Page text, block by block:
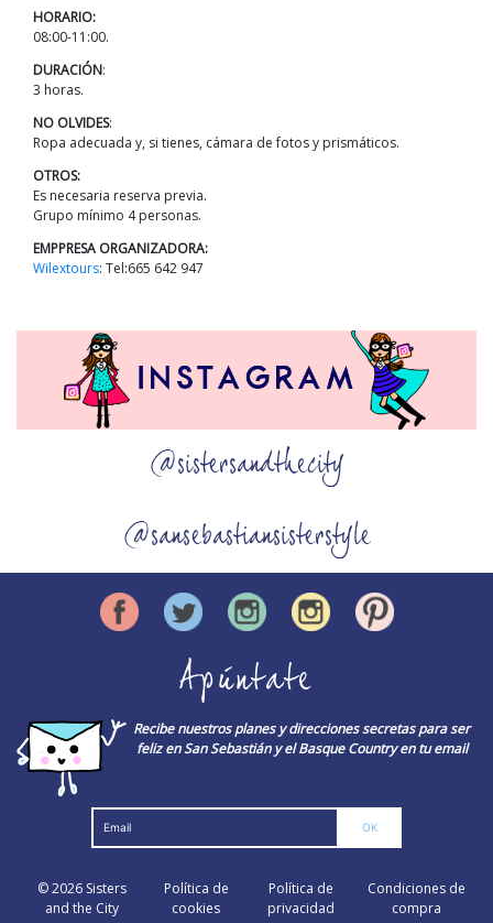
HORARIO:
08:00-11:00.
DURACIÓN:
3 horas.
NO OLVIDES:
Ropa adecuada y, si tienes, cámara de fotos y prismáticos.
OTROS:
Es necesaria reserva previa.
Grupo mínimo 4 personas.
EMPPRESA ORGANIZADORA:
Wilextours: Tel:665 642 947
@sistersandthecity
@sansebastiansisterstyle
Apúntate
Recibe nuestros planes y direcciones secretas para ser
feliz en San Sebastián y el Basque Country en tu email
© 2026 Sisters
and the City
Política de
cookies
Política de
privacidad
Condiciones de
compra